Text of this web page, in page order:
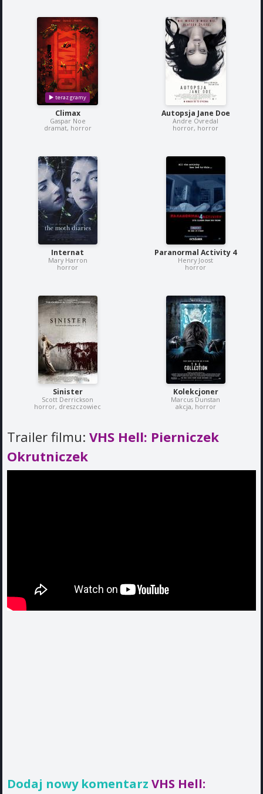
Climax
Gaspar Noe
dramat, horror
Autopsja Jane Doe
Andre Ovredal
horror, horror
Internat
Mary Harron
horror
Paranormal Activity 4
Henry Joost
horror
Sinister
Scott Derrickson
horror, dreszczowiec
Kolekcjoner
Marcus Dunstan
akcja, horror
Trailer filmu: VHS Hell: Pierniczek
Okrutniczek
Dodaj nowy komentarz VHS Hell: